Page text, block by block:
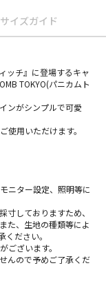
サイズガイド
ッチ』に登場するキャ
TOKYO(パニカムト
ンがシンプルで可愛
使用いただけます。
ニター設定、照明等に
寸しておりますため、
た、生地の種類等によ
ださい。
ございます。
んので予めご了承くだ